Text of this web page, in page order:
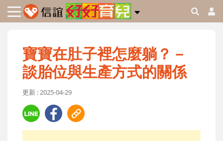
寶寶在肚子裡怎麼躺？－
談胎位與生產方式的關係
更新 : 2025-04-29